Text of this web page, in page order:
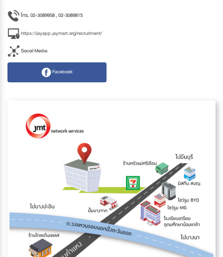
โทร. 02-3089958 , 02-3089815
https://jayapp.jaymart.org/recruitment/
Social Media
Facebook